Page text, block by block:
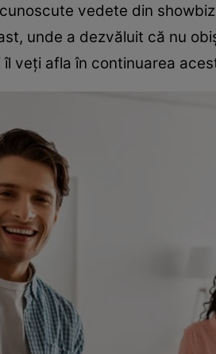
vedete din
unde a dezvăluit că nu
veți afla în continuarea